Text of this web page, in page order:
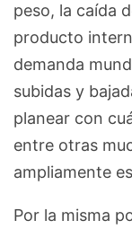
peso, la caída
producto
demanda
subidas y
planear con
entre otras
ampliamente
Por la misma